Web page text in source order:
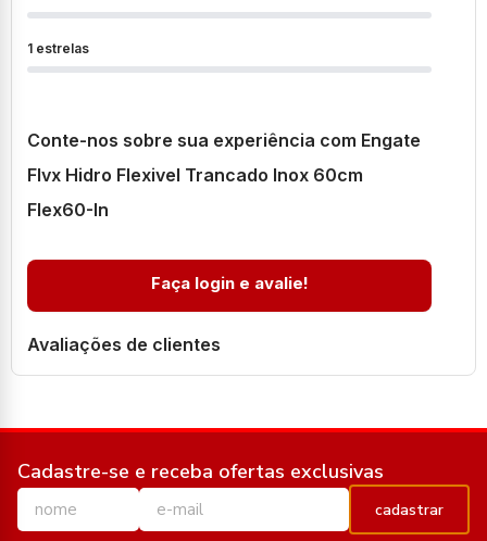
1 estrelas
Conte-nos sobre sua experiência com Engate
Flvx Hidro Flexivel Trancado Inox 60cm
Flex60-In
Faça login e avalie!
Avaliações de clientes
Cadastre-se e receba ofertas exclusivas
cadastrar